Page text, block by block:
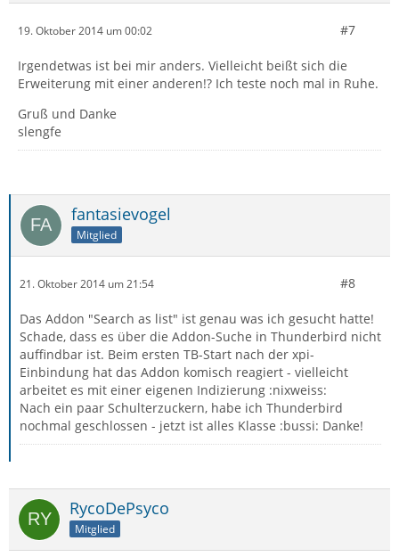
19. Oktober 2014 um 00:02 #7
Irgendetwas ist bei mir anders. Vielleicht beißt sich die
Erweiterung mit einer anderen!? Ich teste noch mal in Ruhe.
Gruß und Danke
slengfe
fantasievogel
Mitglied
21. Oktober 2014 um 21:54 #8
Das Addon "Search as list" ist genau was ich gesucht hatte!
Schade, dass es über die Addon-Suche in Thunderbird nicht
auffindbar ist. Beim ersten TB-Start nach der xpi-
Einbindung hat das Addon komisch reagiert - vielleicht
arbeitet es mit einer eigenen Indizierung :nixweiss:
Nach ein paar Schulterzuckern, habe ich Thunderbird
nochmal geschlossen - jetzt ist alles Klasse :bussi: Danke!
RycoDePsyco
Mitglied